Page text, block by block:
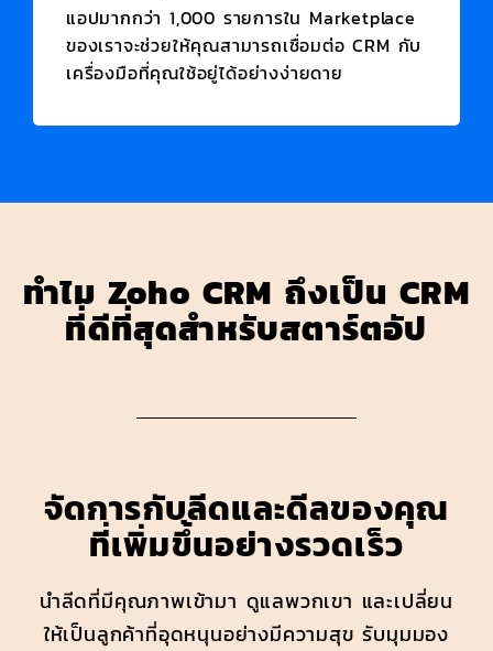
แอปมากกว่า 1,000 รายการใน Marketplace
ของเราจะช่วยให้คุณสามารถเชื่อมต่อ CRM กับ
เครื่องมือที่คุณใช้อยู่ได้อย่างง่ายดาย
ทำไมZoho CRM ถึงเป็น CRM
ที่ดีที่สุดสำหรับสตาร์ตอัป
จัดการกับลีดและดีลของคุณ
ที่เพิ่มขึ้นอย่างรวดเร็ว
นำลีดที่มีคุณภาพเข้ามา ดูแลพวกเขา และเปลี่ยน
ให้เป็นลูกค้าที่อุดหนุนอย่างมีความสุข รับมุมมอง